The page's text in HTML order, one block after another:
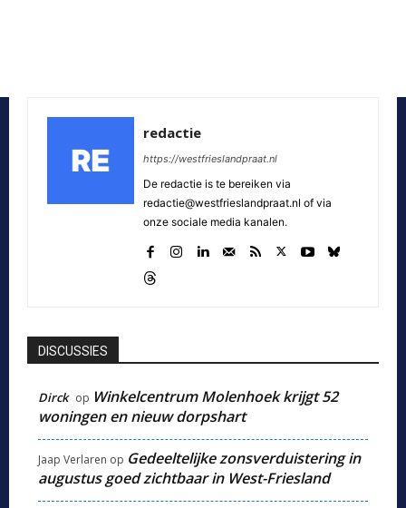
redactie
https://westfrieslandpraat.nl
De redactie is te bereiken via
redactie@westfrieslandpraat.nl of via
onze sociale media kanalen.
DISCUSSIES
Dirck op Winkelcentrum Molenhoek krijgt 52
woningen en nieuw dorpshart
Jaap Verlaren op Gedeeltelijke zonsverduistering in
augustus goed zichtbaar in West-Friesland